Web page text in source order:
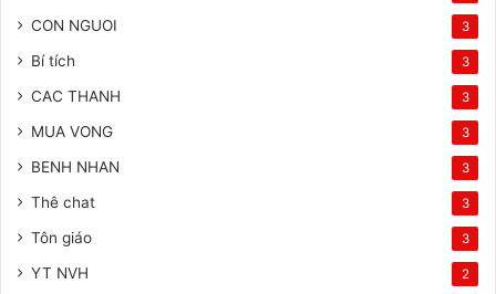
CON NGUOI 3
Bí tích 3
CAC THANH 3
MUA VONG 3
BENH NHAN 3
Thê chat 3
Tôn giáo 3
YT NVH 2